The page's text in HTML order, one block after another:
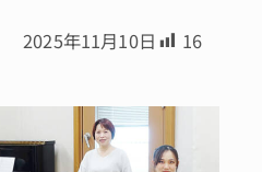
2025年11月10日 16